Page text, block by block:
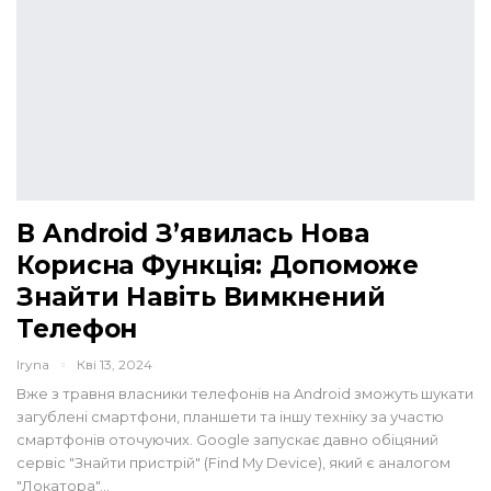
В Android З’явилась Нова
Корисна Функція: Допоможе
Знайти Навіть Вимкнений
Телефон
Iryna Кві 13, 2024
Вже з травня власники телефонів на Android зможуть шукати
загублені смартфони, планшети та іншу техніку за участю
смартфонів оточуючих. Google запускає давно обіцяний
сервіс "Знайти пристрій" (Find My Device), який є аналогом
"Локатора"…